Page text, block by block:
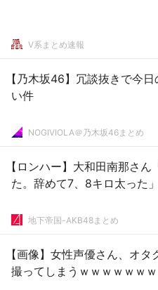
V系まとめ速報
【乃木坂46】冗談抜きで今
い件
NOGIVIOLA＠乃木坂46まとめ
【ロンハー】大和田南那さ
た。辞めて7、8キロ太った」
地下帝国-AKB48まとめ
【画像】女性声優さん、オ
撮ってしまうｗｗｗｗｗｗｗ